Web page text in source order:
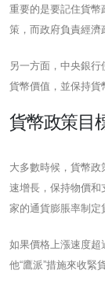
重要的是要記住貨幣
策，而政府負責經濟
另一方面，中央銀
貨幣價值，並保持貨
貨幣政策目
大多數時候，貨幣
速增長，保持物價和
家的通貨膨脹率制定
如果價格上漲速度超
他“鷹派”措施來收緊